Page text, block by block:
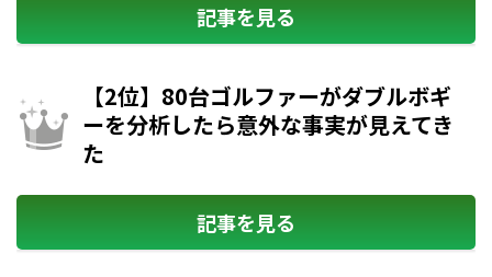
記事を見る
【2位】80台ゴルファーがダブルボギ
ーを分析したら意外な事実が見えてき
た
記事を見る